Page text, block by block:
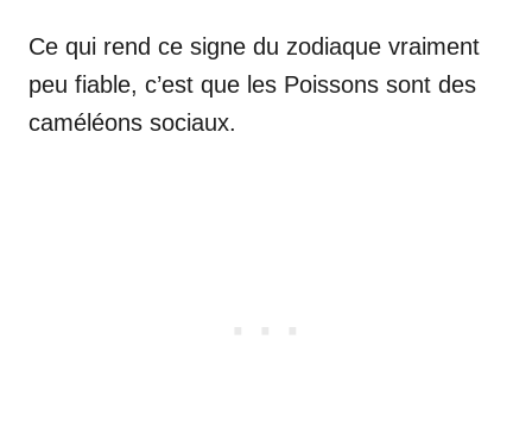
Ce qui rend ce signe du zodiaque vraiment
peu fiable, c’est que les Poissons sont des
caméléons sociaux.